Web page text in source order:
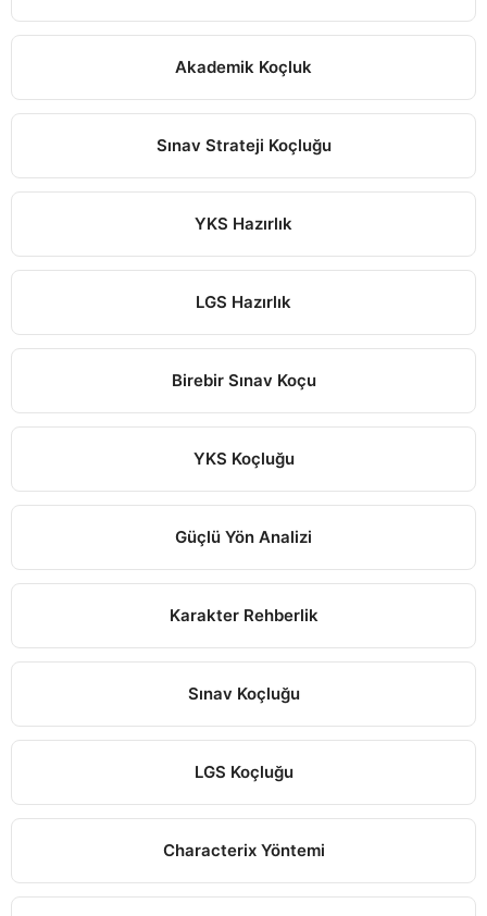
Akademik Koçluk
Sınav Strateji Koçluğu
YKS Hazırlık
LGS Hazırlık
Birebir Sınav Koçu
YKS Koçluğu
Güçlü Yön Analizi
Karakter Rehberlik
Sınav Koçluğu
LGS Koçluğu
Characterix Yöntemi